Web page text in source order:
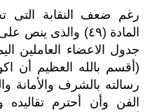
رغم ضعف النقابة التى
المادة (٤٩) والذى
جدول الاعضاء العاملين
(أقسم بالله العظيم أن
رسالته بالشرف والأمانة
الفن وأن أحترم